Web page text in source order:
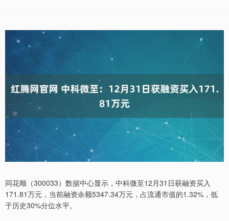
同花顺（300033）数据中心显示，中科微至12月31日获融资买入
171.81万元，当前融资余额5347.34万元，占流通市值的1.32%，低
于历史30%分位水平。